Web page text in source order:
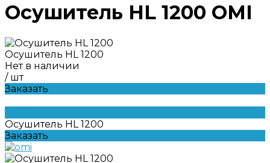
Осушитель HL 1200 OMI
Осушитель HL 1200
Нет в наличии
/ шт
Заказать
Осушитель HL 1200
Заказать